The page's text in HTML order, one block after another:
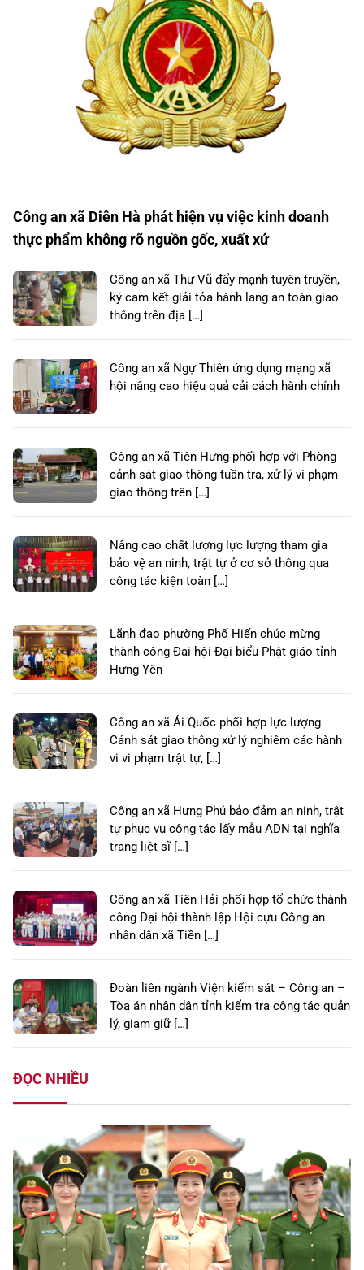
Công an xã Diên Hà phát hiện vụ việc kinh doanh
thực phẩm không rõ nguồn gốc, xuất xứ
Công an xã Thư Vũ đẩy mạnh tuyên truyền,
ký cam kết giải tỏa hành lang an toàn giao
thông trên địa […]
Công an xã Ngự Thiên ứng dụng mạng xã
hội nâng cao hiệu quả cải cách hành chính
Công an xã Tiên Hưng phối hợp với Phòng
cảnh sát giao thông tuần tra, xử lý vi phạm
giao thông trên […]
Nâng cao chất lượng lực lượng tham gia
bảo vệ an ninh, trật tự ở cơ sở thông qua
công tác kiện toàn […]
Lãnh đạo phường Phố Hiến chúc mừng
thành công Đại hội Đại biểu Phật giáo tỉnh
Hưng Yên
Công an xã Ái Quốc phối hợp lực lượng
Cảnh sát giao thông xử lý nghiêm các hành
vi vi phạm trật tự, […]
Công an xã Hưng Phú bảo đảm an ninh, trật
tự phục vụ công tác lấy mẫu ADN tại nghĩa
trang liệt sĩ […]
Công an xã Tiền Hải phối hợp tổ chức thành
công Đại hội thành lập Hội cựu Công an
nhân dân xã Tiền […]
Đoàn liên ngành Viện kiểm sát – Công an –
Tòa án nhân dân tỉnh kiểm tra công tác quản
lý, giam giữ […]
ĐỌC NHIỀU